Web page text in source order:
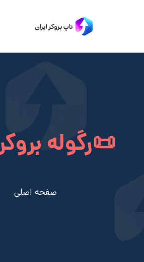
📜رگوله
صفحه اصلی